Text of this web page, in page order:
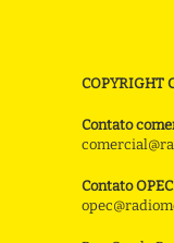
COPYRIGHT
Contato
Contato OPEC